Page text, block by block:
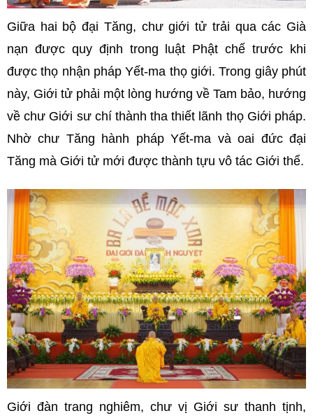
Giữa hai bộ đại Tăng, chư giới tử trải qua các Già
nạn được quy định trong luật Phật chế trước khi
được thọ nhận pháp Yết-ma thọ giới. Trong giây phút
này, Giới tử phải một lòng hướng về Tam bảo, hướng
về chư Giới sư chí thành tha thiết lãnh thọ Giới pháp.
Nhờ chư Tăng hành pháp Yết-ma và oai đức đại
Tăng mà Giới tử mới được thành tựu vô tác Giới thể.
Giới đàn trang nghiêm, chư vị Giới sư thanh tịnh,